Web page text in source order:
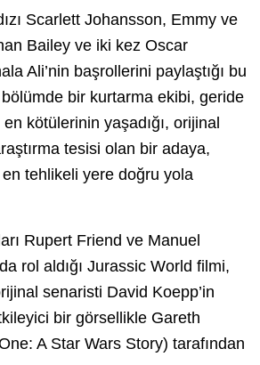
Scarlett Johansson, Emmy ve
Bailey ve iki kez Oscar
Ali’nin başrollerini paylaştığı bu
bir kurtarma ekibi, geride
kötülerinin yaşadığı, orijinal
tesisi olan bir adaya,
tehlikeli yere doğru yola
Rupert Friend ve Manuel
rol aldığı Jurassic World filmi,
senaristi David Koepp’in
bir görsellikle Gareth
A Star Wars Story) tarafından